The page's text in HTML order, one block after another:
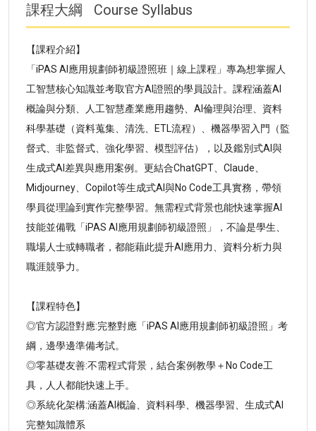
課程大綱 Course Syllabus
【課程介紹】
「iPAS AI應用規劃師初級證照班｜線上課程」專為想掌握人
工智慧核心知識並考取官方AI證照的學員設計。課程涵蓋AI
概論與分類、人工智慧產業應用趨勢、AI倫理與治理、資料
科學基礎（資料蒐集、清洗、ETL流程）、機器學習入門（監
督式、非監督式、強化學習、模型評估），以及鑑別式AI與
生成式AI差異與應用案例。更結合ChatGPT、Claude、
Midjourney、Copilot等生成式AI與No Code工具實務，帶領
學員從理論到實作完整學習。無需程式背景也能快速掌握AI
技能並備戰「iPAS AI應用規劃師初級證照」，不論是學生、
職場人士或轉職者，都能藉此提升AI應用力、資料分析力與
職涯競爭力。
【課程特色】
◎官方認證對應:完整對應「iPAS AI應用規劃師初級證照」考
綱，邊學邊準備考試。
◎零基礎友善:不需程式背景，結合案例教學＋No Code工
具，人人都能快速上手。
◎系統化架構:涵蓋AI概論、資料科學、機器學習、生成式AI
完整知識體系